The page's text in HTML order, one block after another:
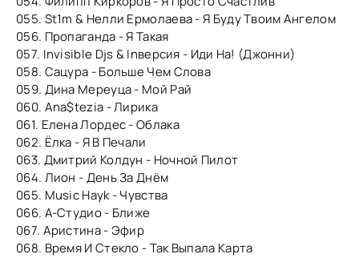
055. St1m & Нелли Ермолаева - Я Буду Твоим Ангелом
056. Пропаганда - Я Такая
057. Invisible Djs & Inверсия - Иди На! (Джонни)
058. Сацура - Больше Чем Слова
059. Дина Мереуца - Мой Рай
060. Ana$tezia - Лирика
061. Елена Лордес - Облака
062. Ёлка - Я В Печали
063. Дмитрий Колдун - Ночной Пилот
064. Лион - День За Днём
065. Music Hayk - Чувства
066. А-Студио - Ближе
067. Аристина - Эфир
068. Время И Стекло - Так Выпала Карта